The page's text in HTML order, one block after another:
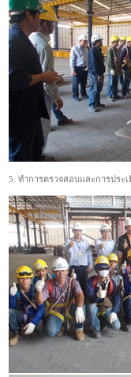
5. ทำการตรวจสอบและการปร